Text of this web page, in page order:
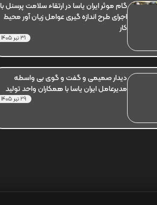
گام موثر ایران یاسا در ارتقاء سلامت پرسنل با
اجرای طرح اندازه گیری عوامل زیان آور محیط
کار
31 تیر 1405
دیدار صمیمی و گفت و گوی بی واسطه
مدیرعامل ایران یاسا با همکاران واحد تولید
29 تیر 1405